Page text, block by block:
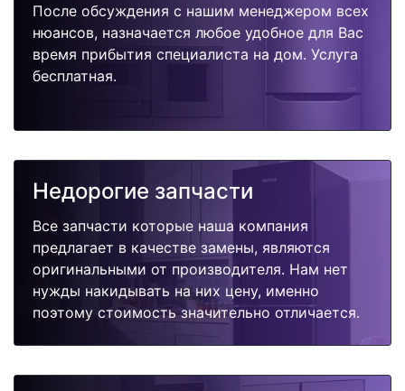
После обсуждения с нашим менеджером всех
нюансов, назначается любое удобное для Вас
время прибытия специалиста на дом. Услуга
бесплатная.
Недорогие запчасти
Все запчасти которые наша компания
предлагает в качестве замены, являются
оригинальными от производителя. Нам нет
нужды накидывать на них цену, именно
поэтому стоимость значительно отличается.